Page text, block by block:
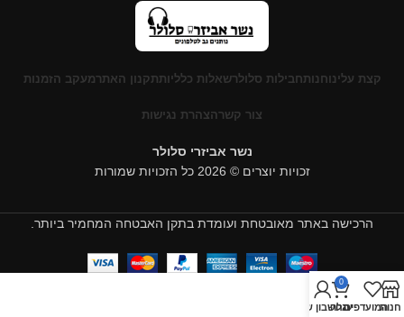
קצת עלינוחנותחבילות סלולרשאלות כלליותתקנון האתרמעקב הזמנות
צור קשרהצהרת נגישות
נשר אביזרי סלולר
זכויות יוצרים © 2026 כל הזכויות שמורות
הרכישה באתר מאובטחת ועומדת בתקן האבטחה המחמיר ביותר.
חנותהמועדפים
0
עגלה
החשבון שלי